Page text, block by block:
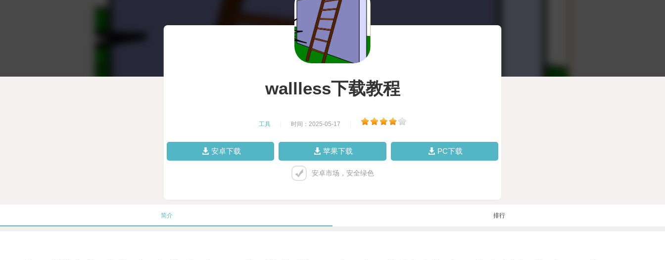
wallless下载教程
工具 时间：2025-05-17
安卓下载 苹果下载 PC下载
安卓市场，安全绿色
简介 排行